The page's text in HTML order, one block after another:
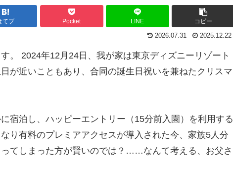
てブ Pocket LINE コピー
2026.07.31 2025.12.22
。 2024年12月24日、我が家は東京ディズニーリゾート
が近いこともあり、合同の誕生日祝いを兼ねたクリスマ
宿泊し、ハッピーエントリー（15分前入園）を利用する
り有料のプレミアアクセスが導入された今、家族5人分
てしまった方が賢いのでは？……なんて考える、お父さ